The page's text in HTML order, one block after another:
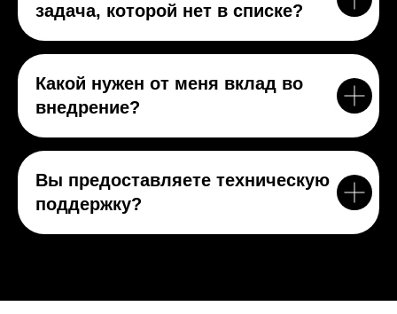
задача, которой нет в списке?
Какой нужен от меня вклад во
внедрение?
Вы предоставляете техническую
поддержку?